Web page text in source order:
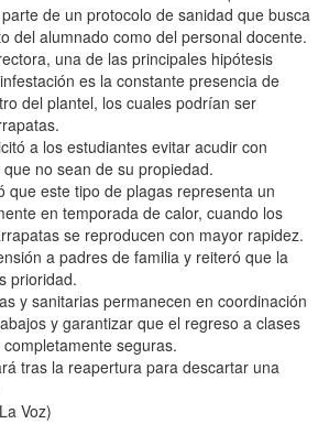
de un protocolo de sanidad que busca
del alumnado como del personal docente.
una de las principales hipótesis
es la constante presencia de
del plantel, los cuales podrían ser
a los estudiantes evitar acudir con
no sean de su propiedad.
que este tipo de plagas representa un
en temporada de calor, cuando los
se reproducen con mayor rapidez.
a padres de familia y reiteró que la
prioridad.
y sanitarias permanecen en coordinación
y garantizar que el regreso a clases
seguras.
tras la reapertura para descartar una
Voz)